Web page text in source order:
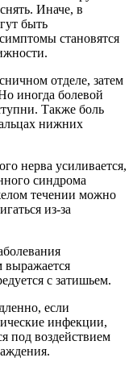
Иначе, в
быть
становятся
отделе, затем
иногда болевой
Также боль
нижних
нерва усиливается,
синдрома
течении можно
из-за
выражается
с затишьем.
если
инфекции,
под воздействием